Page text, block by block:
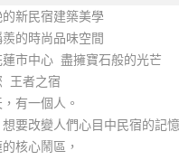
的新民宿建築美學
的時尚品味空間
市中心 盡擁寶石般的光芒
王者之宿
有一個人。
要改變人們心目中民宿的記
核心鬧區，